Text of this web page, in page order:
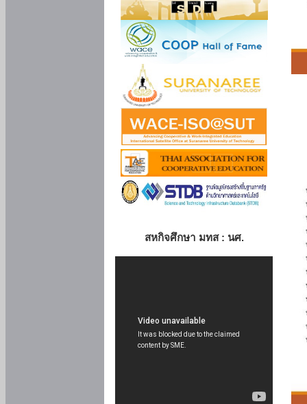
สหกิจศึกษา มทส : นศ.